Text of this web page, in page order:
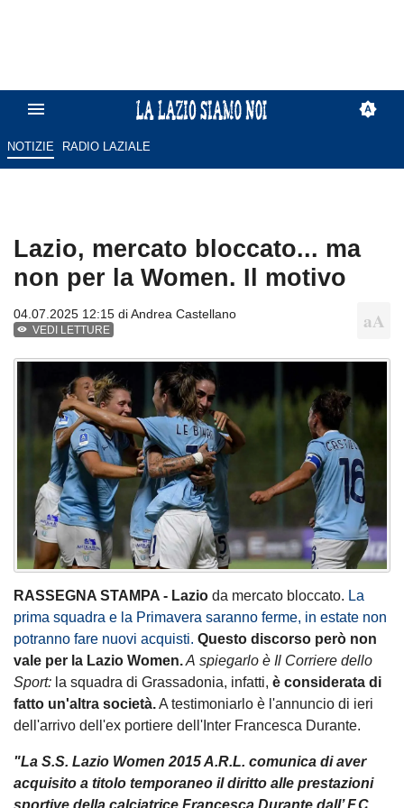
NOTIZIE RADIO LAZIALE
Lazio, mercato bloccato... ma
non per la Women. Il motivo
04.07.2025 12:15 diAndrea Castellano
VEDI LETTURE
RASSEGNA STAMPA - Lazio da mercato bloccato. La
prima squadra e la Primavera saranno ferme, in estate non
potranno fare nuovi acquisti. Questo discorso però non
vale per la Lazio Women.A spiegarlo è Il Corriere dello
Sport: la squadra di Grassadonia, infatti, è considerata di
fatto un'altra società.A testimoniarlo è l'annuncio di ieri
dell'arrivo dell'ex portiere dell'Inter Francesca Durante.
"La S.S. Lazio Women 2015 A.R.L. comunica di aver
acquisito a titolo temporaneo il diritto alle prestazioni